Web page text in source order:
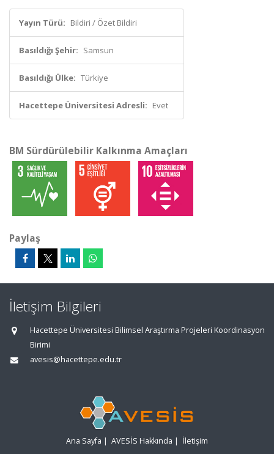
Yayın Türü: Bildiri / Özet Bildiri
Basıldığı Şehir: Samsun
Basıldığı Ülke: Türkiye
Hacettepe Üniversitesi Adresli: Evet
BM Sürdürülebilir Kalkınma Amaçları
Paylaş
İletişim Bilgileri
Hacettepe Üniversitesi Bilimsel Araştırma Projeleri Koordinasyon
Birimi
avesis@hacettepe.edu.tr
Ana Sayfa | AVESİS Hakkında | İletişim